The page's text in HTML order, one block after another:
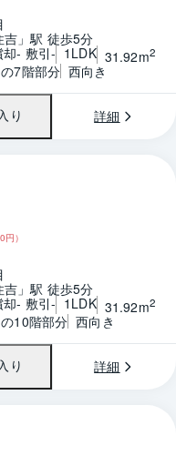
」駅 徒歩5分
却- 敷引- 1LDK 31.92m2
7階部分 西向き
り 詳細
間取り
円）
」駅 徒歩5分
却- 敷引- 1LDK 31.92m2
10階部分 西向き
り 詳細
間取り